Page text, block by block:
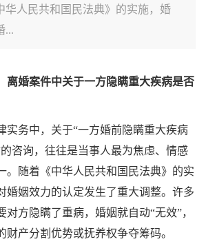
华人民共和国民法典》的实施，婚
...
离婚案件中关于一方隐瞒重大疾病是否
实务中，关于“一方婚前隐瞒重大疾病
咨询，往往是当事人最为焦虑、情感
。随着《中华人民共和国民法典》的实
婚姻效力的认定发生了重大调整。许多
对方隐瞒了重病，婚姻就自动“无效”，
财产分割优势或抚养权争夺筹码。